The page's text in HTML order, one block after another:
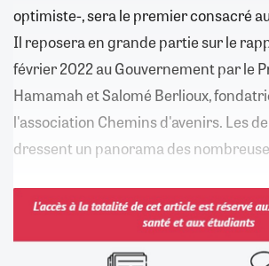
optimiste-, sera le premier consacré
Il reposera en grande partie sur le
février 2022 au Gouvernement par le
Hamamah et Salomé Berlioux,
l'association Chemins d'avenirs. Les
dressent un panorama des